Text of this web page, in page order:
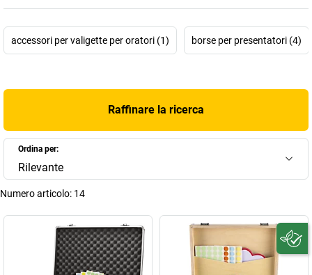
+Visualizza di più
accessori per valigette per oratori (1)
borse per presentatori (4)
Raffinare la ricerca
Ordina per:
Rilevante
Numero articolo: 14